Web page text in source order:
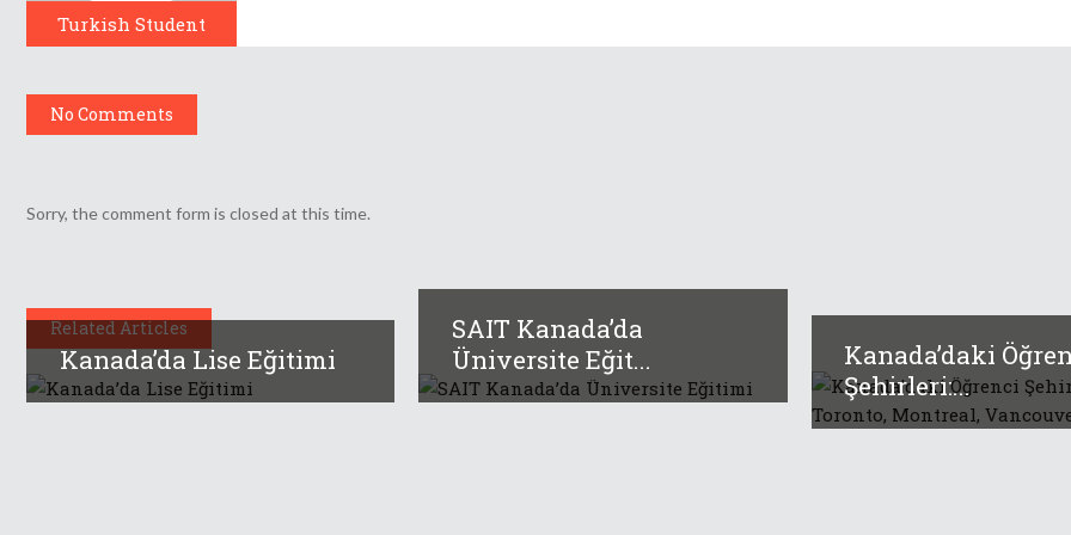
Turkish Student
No Comments
Sorry, the comment form is closed at this time.
Related Articles
Kanada’da Lise Eğitimi
SAIT Kanada’da
Üniversite Eğit...
Kanada’daki
Şehirleri:...